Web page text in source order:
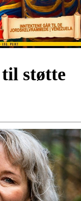
støtte